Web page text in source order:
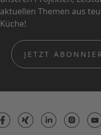
aktuellen Themen aus
Küche!
JETZT